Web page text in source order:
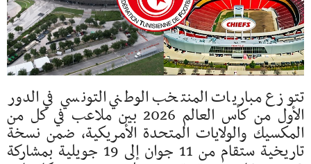
تتوزع مباريات المنتخب الوطني التونسي في الدور
الأول من كأس العالم 2026 بين ملاعب في كل من
المكسيك والولايات المتحدة الأمريكية، ضمن نسخة
تاريخية ستقام من 11 جوان إلى 19 جويلية بمشاركة